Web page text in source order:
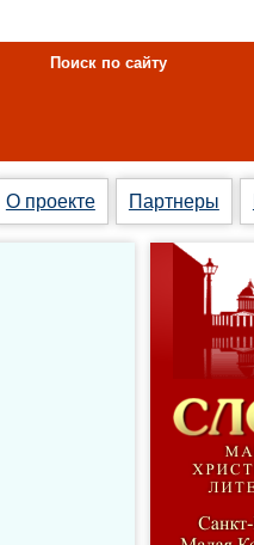
Поиск по сайту
О проекте Партнеры